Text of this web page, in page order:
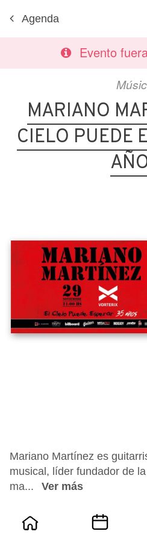
Agenda
Evento
MARIANO
CIELO PUEDE
Mariano Martínez es
musical, líder fundador de
ma...
Ver más